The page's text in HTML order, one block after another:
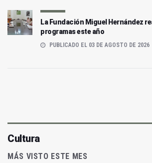
La Fundación Miguel Hernández
programas este año
PUBLICADO EL 03 DE AGOSTO DE 2026
Cultura
MÁS VISTO ESTE MES